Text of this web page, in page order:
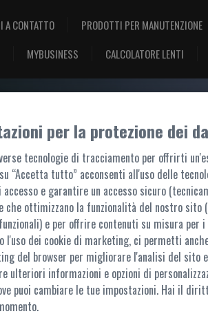
A CONTATTO PRODOTTI PER MANUTENZIONE
MYBUSINESS
CALCOLATORE LENTI
BENVENUTO,
ACCESSO AL PORTALE
portale sono accessibili ai soli utenti
Per ulteriori informazioni,
per la protezione dei
tecnologie di tracciamento per offrirti
“Accetta tutto” acconsenti all'uso delle
e garantire un accesso sicuro
che ottimizzano la funzionalità del nostro
e per offrire contenuti su misura
l'uso dei cookie di marketing, ci permetti
del browser per migliorare l'analisi del sito
ulteriori informazioni e opzioni di
puoi cambiare le tue impostazioni. Hai il